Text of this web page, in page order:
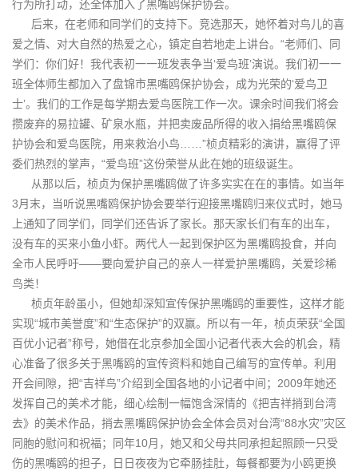
行为所打动，还全体加入了黑嘴鸥保护协会。
后来，在老师和同学们的支持下。竞选那天，她怀着对鸟儿的喜
爱之情、对大自然的热爱之心，镇定自若地走上讲台。“老师们、同
学们：你们好！我代表初一一班发表争当‘爱鸟班’演说。我们初一一
班全体师生都加入了盘锦市黑嘴鸥保护协会，成为光荣的‘爱鸟卫
士’。我们的工作是每学期去爱鸟医院工作一次。课余时间我们将会
攒废弃的易拉罐、矿泉水瓶，并把卖废品所得的收入捐给黑嘴鸥保
护协会和爱鸟医院，用来救治小鸟……”桢贞精彩的演讲，赢得了评
委们热烈的掌声，“爱鸟班”这份荣誉从此在她的班级诞生。
从那以后，桢贞为保护黑嘴鸥做了许多实实在在的事情。如当年
3月末，当听说黑嘴鸥保护协会要举行迎接黑嘴鸥归来仪式时，她马
上通知了同学们，同学们还告诉了家长。那天家长们有车的出车，
没有车的买来小鱼小虾。两代人一起到保护区为黑嘴鸥投食，并向
全市人民呼吁——要向爱护自己的亲人一样爱护黑嘴鸥，关爱珍稀
鸟类！
桢贞年龄虽小，但她却深知宣传保护黑嘴鸥的重要性，这样才能
实现“城市美誉度”和“生态保护”的双赢。所以有一年，桢贞荣获“全国
百优小记者”称号，她借在北京参加全国小记者代表大会的机会，精
心准备了很多关于黑嘴鸥的宣传资料和她自己编写的宣传单。利用
开会间隙，把“吉祥鸟”介绍到全国各地的小记者中间；2009年她还
发挥自己的美术才能，细心绘制一幅饱含深情的《把吉祥捎到台湾
去》的美术作品，捎去黑嘴鸥保护协会全体会员对台湾“88水灾”灾区
同胞的慰问和祝福；同年10月，她又和父母共同承担起照顾一只受
伤的黑嘴鸥的担子，日日夜夜为它牵肠挂肚，每餐都要为小鸥更换